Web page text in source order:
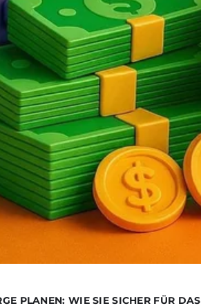
PLANEN: WIE SIE SICHER FÜR